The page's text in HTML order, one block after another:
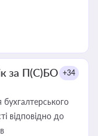
за П(С)БО +34
бухгалтерського
відповідно до